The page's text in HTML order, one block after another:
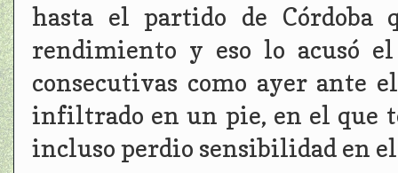
hasta el partido de Córdoba
rendimiento y eso lo acusó
consecutivas como ayer ante
infiltrado en un pie, en el que
incluso perdio sensibilidad en